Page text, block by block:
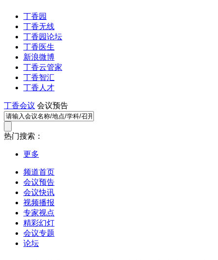
丁香园
丁香无线
丁香园论坛
丁香医生
新浪微博
丁香云管家
丁香智汇
丁香人才
丁香会议 会议预告
热门搜索：
更多
频道首页
会议预告
会议快讯
视频播报
专家视点
精彩幻灯
会议专题
论坛